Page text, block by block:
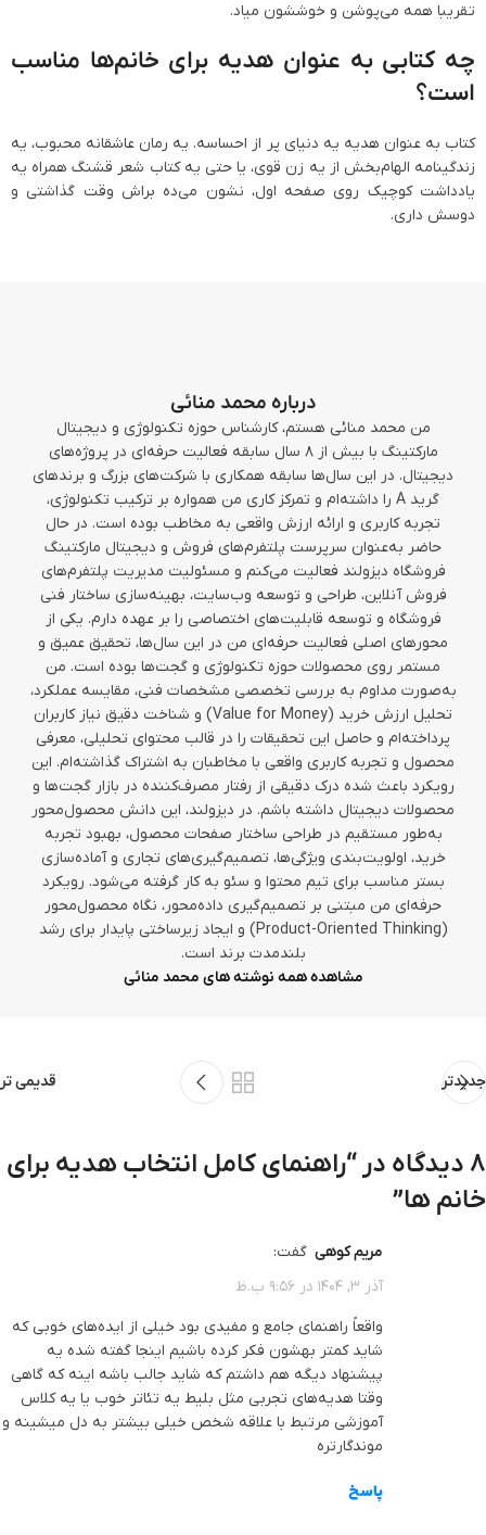
تقریبا همه می‌پوشن و خوششون میاد.
چه کتابی به عنوان هدیه برای خانم‌ها مناسب
است؟
کتاب به عنوان هدیه یه دنیای پر از احساسه. یه رمان عاشقانه محبوب، یه
زندگینامه الهام‌بخش از یه زن قوی، یا حتی یه کتاب شعر قشنگ همراه یه
یادداشت کوچیک روی صفحه اول، نشون می‌ده براش وقت گذاشتی و
دوسش داری.
درباره محمد منائی
من محمد منائی هستم، کارشناس حوزه تکنولوژی و دیجیتال
مارکتینگ با بیش از ۸ سال سابقه فعالیت حرفه‌ای در پروژه‌های
دیجیتال. در این سال‌ها سابقه همکاری با شرکت‌های بزرگ و برندهای
گرید A را داشته‌ام و تمرکز کاری من همواره بر ترکیب تکنولوژی،
تجربه کاربری و ارائه ارزش واقعی به مخاطب بوده است. در حال
حاضر به‌عنوان سرپرست پلتفرم‌های فروش و دیجیتال مارکتینگ
فروشگاه دیزولند فعالیت می‌کنم و مسئولیت مدیریت پلتفرم‌های
فروش آنلاین، طراحی و توسعه وب‌سایت، بهینه‌سازی ساختار فنی
فروشگاه و توسعه قابلیت‌های اختصاصی را بر عهده دارم. یکی از
محورهای اصلی فعالیت حرفه‌ای من در این سال‌ها، تحقیق عمیق و
مستمر روی محصولات حوزه تکنولوژی و گجت‌ها بوده است. من
به‌صورت مداوم به بررسی تخصصی مشخصات فنی، مقایسه عملکرد،
تحلیل ارزش خرید (Value for Money) و شناخت دقیق نیاز کاربران
پرداخته‌ام و حاصل این تحقیقات را در قالب محتوای تحلیلی، معرفی
محصول و تجربه کاربری واقعی با مخاطبان به اشتراک گذاشته‌ام. این
رویکرد باعث شده درک دقیقی از رفتار مصرف‌کننده در بازار گجت‌ها و
محصولات دیجیتال داشته باشم. در دیزولند، این دانش محصول‌محور
به‌طور مستقیم در طراحی ساختار صفحات محصول، بهبود تجربه
خرید، اولویت‌بندی ویژگی‌ها، تصمیم‌گیری‌های تجاری و آماده‌سازی
بستر مناسب برای تیم محتوا و سئو به کار گرفته می‌شود. رویکرد
حرفه‌ای من مبتنی بر تصمیم‌گیری داده‌محور، نگاه محصول‌محور
(Product-Oriented Thinking) و ایجاد زیرساختی پایدار برای رشد
بلندمدت برند است.
مشاهده همه نوشته های محمد منائی
جدیدتر قدیمی تر
8 دیدگاه در “
راهنمای کامل انتخاب هدیه برای
خانم ‌ها”
مریم کوهی گفت:
آذر 3, 1404 در 9:56 ب.ظ
واقعاً راهنمای جامع و مفیدی بود خیلی از ایده‌های خوبی که
شاید کمتر بهشون فکر کرده باشیم اینجا گفته شده یه
پیشنهاد دیگه هم داشتم که شاید جالب باشه اینه که گاهی
وقتا هدیه‌های تجربی مثل بلیط یه تئاتر خوب یا یه کلاس
آموزشی مرتبط با علاقه شخص خیلی بیشتر به دل میشینه و
موندگارتره
پاسخ